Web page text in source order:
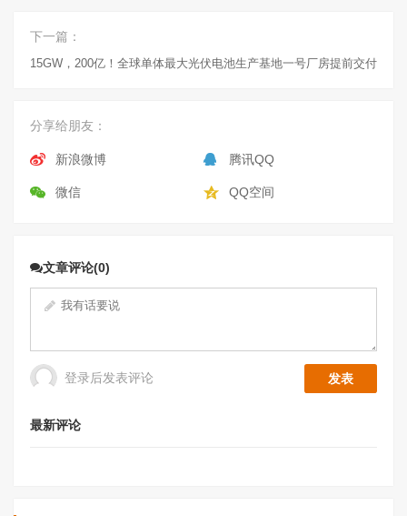
下一篇：
15GW，200亿！全球单体最大光伏电池生产基地一号厂房提前交付
分享给朋友：
新浪微博 腾讯QQ
微信 QQ空间
文章评论(0)
登录后发表评论
最新评论